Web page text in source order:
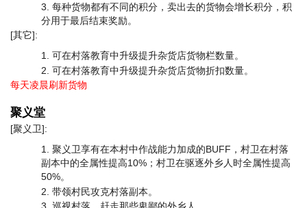
每种货物都有不同的积分，卖出去的货物会增长积分，积
分用于最后结束奖励。
[其它]:
可在村落教育中升级提升杂货店货物栏数量。
可在村落教育中升级提升杂货店货物折扣数量。
每天凌晨刷新货物
聚义堂
[聚义卫]:
聚义卫享有在本村中作战能力加成的BUFF，村卫在村落
副本中的全属性提高10%；村卫在驱逐外乡人时全属性提高
50%。
带领村民攻克村落副本。